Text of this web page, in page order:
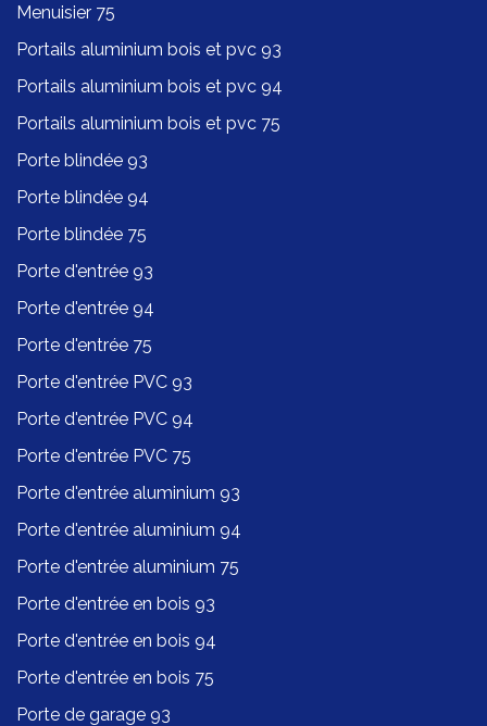
Menuisier 75
Portails aluminium bois et pvc 93
Portails aluminium bois et pvc 94
Portails aluminium bois et pvc 75
Porte blindée 93
Porte blindée 94
Porte blindée 75
Porte d'entrée 93
Porte d'entrée 94
Porte d'entrée 75
Porte d'entrée PVC 93
Porte d'entrée PVC 94
Porte d'entrée PVC 75
Porte d'entrée aluminium 93
Porte d'entrée aluminium 94
Porte d'entrée aluminium 75
Porte d'entrée en bois 93
Porte d'entrée en bois 94
Porte d'entrée en bois 75
Porte de garage 93